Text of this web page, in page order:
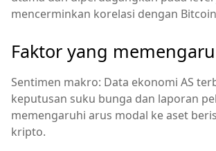
mencerminkan korelasi dengan
Faktor yang
Sentimen makro: Data ekonomi AS
keputusan suku bunga dan laporan
memengaruhi arus modal ke aset
kripto.